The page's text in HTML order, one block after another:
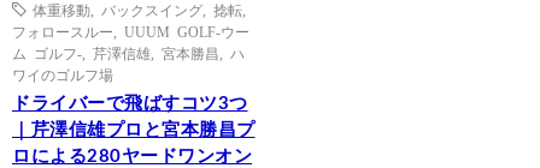
体重移動
バックスイング 捻転
フォロースルー
UUUM GOLF-ウー
ム ゴルフ-
芹澤信雄 宮本勝昌
ハ
ワイのゴルフ場
ドライバーで飛ばすコツ3つ
｜芹澤信雄プロと宮本勝昌プ
ロによる280ヤードワンオン